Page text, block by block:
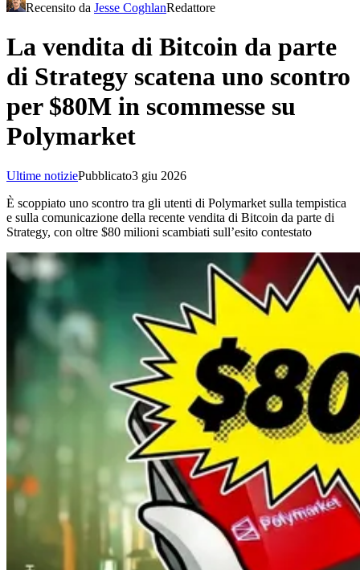
Recensito da Jesse CoghlanRedattore
La vendita di Bitcoin da parte
di Strategy scatena uno scontro
per $80M in scommesse su
Polymarket
Ultime notiziePubblicato3 giu 2026
È scoppiato uno scontro tra gli utenti di Polymarket sulla tempistica
e sulla comunicazione della recente vendita di Bitcoin da parte di
Strategy, con oltre $80 milioni scambiati sull’esito contestato